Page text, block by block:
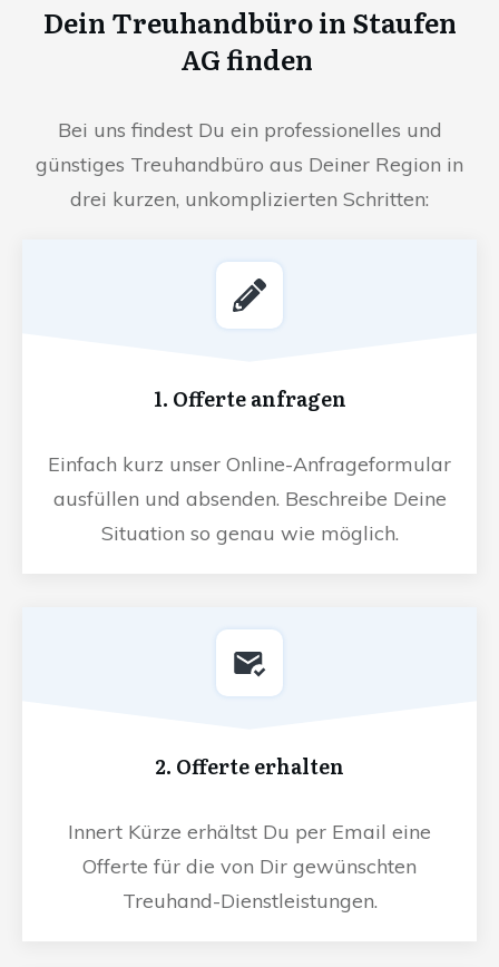
Dein Treuhandbüro in Staufen
AG finden
Bei uns findest Du ein professionelles und
günstiges Treuhandbüro aus Deiner Region in
drei kurzen, unkomplizierten Schritten:
1. Offerte anfragen
Einfach kurz unser Online-Anfrageformular
ausfüllen und absenden. Beschreibe Deine
Situation so genau wie möglich.
2. Offerte erhalten
Innert Kürze erhältst Du per Email eine
Offerte für die von Dir gewünschten
Treuhand-Dienstleistungen.